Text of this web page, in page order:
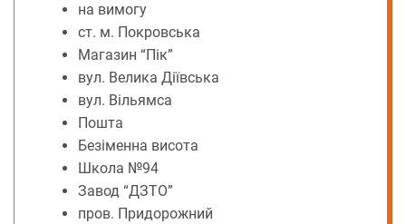
на вимогу
ст. м. Покровська
Магазин “Пік”
вул. Велика Діївська
вул. Вільямса
Пошта
Безіменна висота
Школа №94
Завод “ДЗТО”
пров. Придорожний